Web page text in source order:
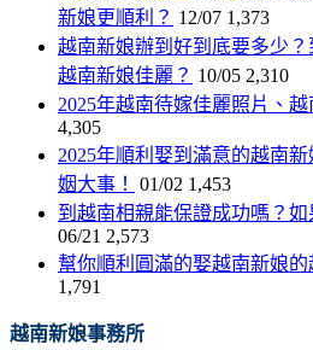
新娘更順利？ 12/07 1,373
越南新娘辦到好到底要多少
越南新娘佳麗？ 10/05 2,310
2025年越南待嫁佳麗照片、
4,305
2025年順利娶到滿意的越南
姻大事！
01/02 1,453
到越南相親能保證成功嗎？
06/21 2,573
幫你順利圓滿的娶越南新娘
1,791
越南新娘事務所